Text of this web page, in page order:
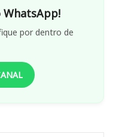
WhatsApp!
por dentro de